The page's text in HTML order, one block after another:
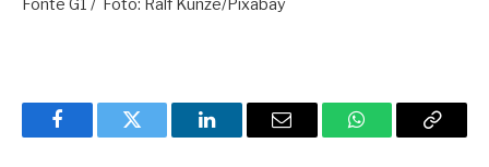
Fonte G1 / Foto: Ralf Kunze/Pixabay
FacebookTwitter LinkedInEmail WhatsAppCopy